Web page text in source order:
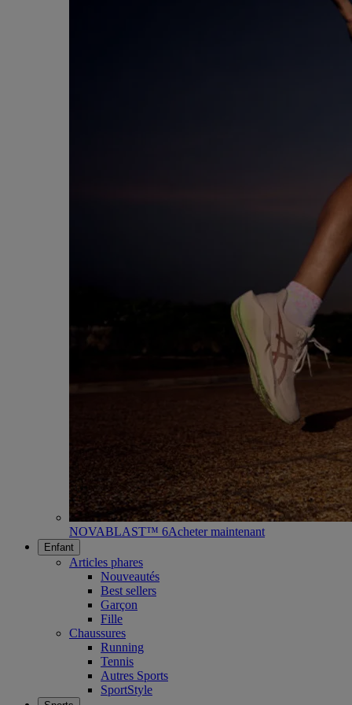
NOVABLAST™ 6Acheter maintenant
Enfant
Articles phares
Nouveautés
Best sellers
Garçon
Fille
Chaussures
Running
Tennis
Autres Sports
SportStyle